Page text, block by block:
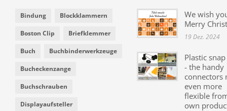
Bindung Blockklammern
Boston Clip Briefklemmer
Buch Buchbinderwerkzeuge
Bucheckenzange
Buchschrauben
Displayaufsteller
We wish
Merry
19 Dez. 2024
Plastic
- the handy
connectors
even more
flexible
own